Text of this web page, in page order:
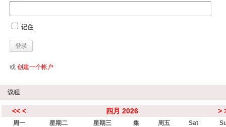
记住
或 创建一个帐户
议程
<< < 四月 2026 >
周一 星期二 星期三 集 周五 Sat